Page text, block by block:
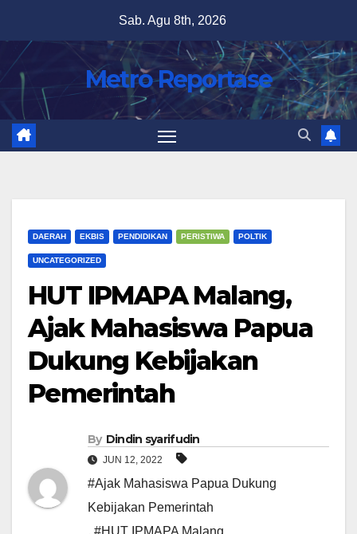
content
Sab. Agu 8th, 2026
Metro Reportase
DAERAH EKBIS PENDIDIKAN PERISTIWA POLTIK
UNCATEGORIZED
HUT IPMAPA Malang,
Ajak Mahasiswa Papua
Dukung Kebijakan
Pemerintah
By Dindin syarifudin
JUN 12, 2022
#Ajak Mahasiswa Papua Dukung
Kebijakan Pemerintah